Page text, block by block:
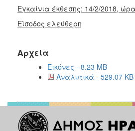
Εγκαίνια έκθεσης: 14/2/2018,
Είσοδος ελεύθερη
Αρχεία
Εικόνες - 8.23 MB
Αναλυτικά - 529.07 KB